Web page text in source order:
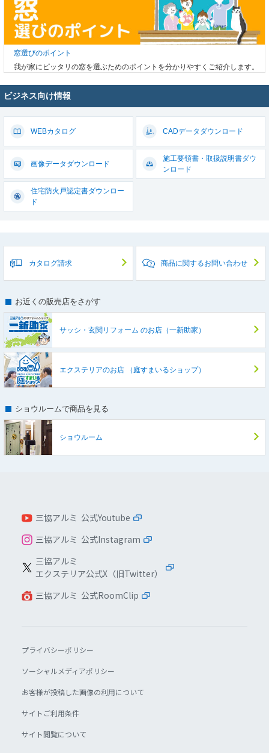
窓選びのポイント
我が家にピッタリの窓を選ぶためのポイントを分かりやすくご紹介します。
ビジネス向け情報
WEBカタログ CADデータ ダウンロード
画像データ ダウンロード
施工要領書・取扱説明書ダウ
ンロード
住宅防火戸認定書ダウンロー
ド
カタログ請求 商品に関するお問い合わせ
お近くの販売店をさがす
サッシ・玄関リフォーム のお店（一新助家）
エクステリアのお店（庭すまいるショップ）
ショウルームで商品を見る
ショウルーム
三協アルミ 公式Youtube
三協アルミ 公式Instagram
三協アルミ
エクステリア公式X（旧Twitter）
三協アルミ 公式RoomClip
プライバシーポリシー
ソーシャルメディアポリシー
お客様が投稿した画像の利用について
サイトご利用条件
サイト閲覧について